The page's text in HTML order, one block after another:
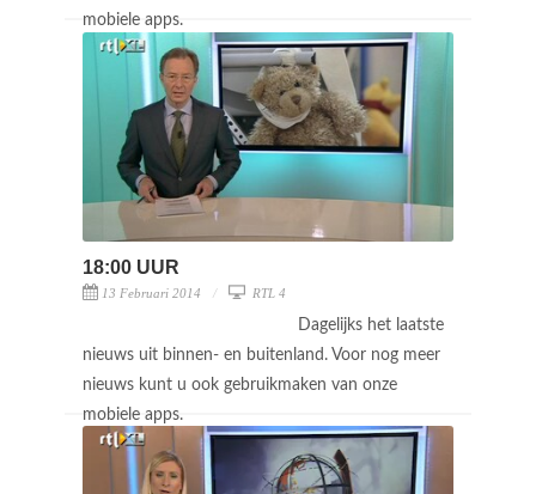
mobiele apps.
18:00 UUR
13 Februari 2014 RTL 4
Dagelijks het laatste
nieuws uit binnen- en buitenland. Voor nog meer
nieuws kunt u ook gebruikmaken van onze
mobiele apps.